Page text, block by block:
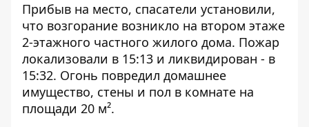
Прибыв на место, спасатели установили,
что возгорание возникло на втором этаже
2-этажного частного жилого дома. Пожар
локализовали в 15:13 и ликвидирован - в
15:32. Огонь повредил домашнее
имущество, стены и пол в комнате на
площади 20 м².